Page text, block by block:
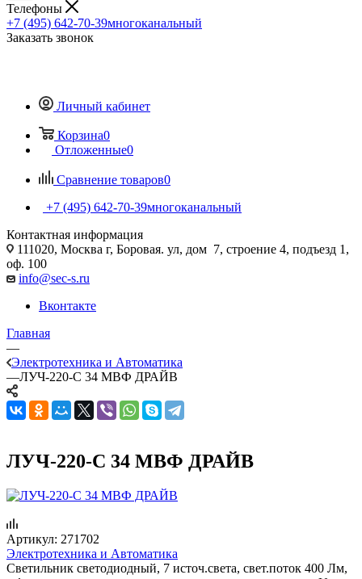
Телефоны
+7 (495) 642-70-39многоканальный
Заказать звонок
Личный кабинет
Корзина0
Отложенные0
Сравнение товаров0
+7 (495) 642-70-39многоканальный
Контактная информация
111020, Москва г, Боровая. ул, дом 7, строение 4, подъезд 1,
оф. 100
info@sec-s.ru
Вконтакте
Главная
—
Электротехника и Автоматика
—ЛУЧ-220-С 34 МВФ ДРАЙВ
ЛУЧ-220-С 34 МВФ ДРАЙВ
Артикул: 271702
Электротехника и Автоматика
Светильник светодиодный, 7 источ.света, свет.поток 400 Лм,